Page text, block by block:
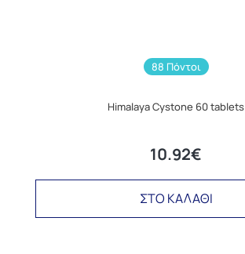
88 Πόντοι
Himalaya Cystone 60 tablets
10.92€
ΣΤΟ ΚΑΛΑΘΙ